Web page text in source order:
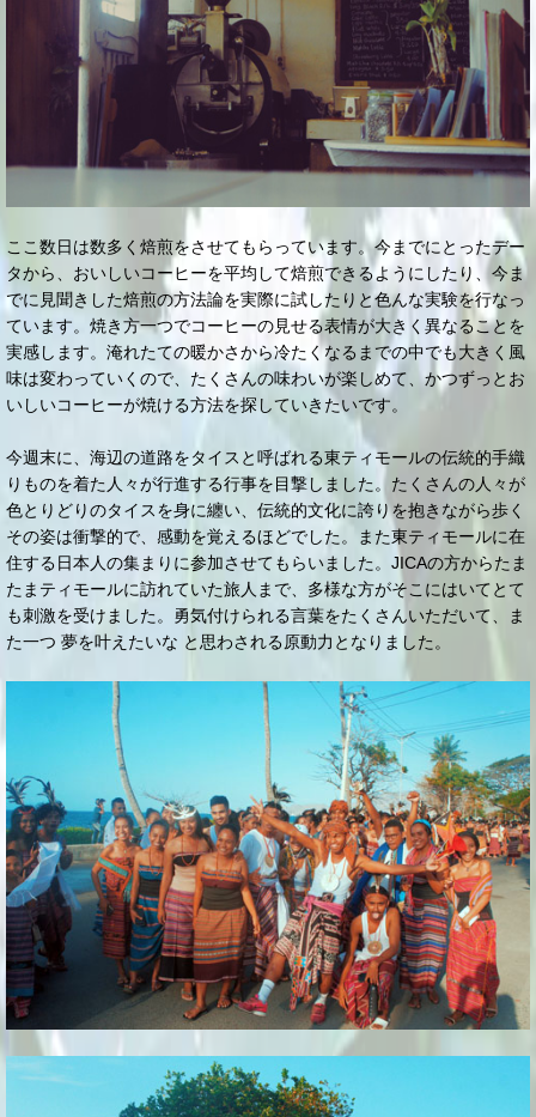
ここ数日は数多く焙煎をさせてもらっています。今までにとったデー
タから、おいしいコーヒーを平均して焙煎できるようにしたり、今ま
でに見聞きした焙煎の方法論を実際に試したりと色んな実験を行なっ
ています。焼き方一つでコーヒーの見せる表情が大きく異なることを
実感します。淹れたての暖かさから冷たくなるまでの中でも大きく風
味は変わっていくので、たくさんの味わいが楽しめて、かつずっとお
いしいコーヒーが焼ける方法を探していきたいです。
今週末に、海辺の道路をタイスと呼ばれる東ティモールの伝統的手織
りものを着た人々が行進する行事を目撃しました。たくさんの人々が
色とりどりのタイスを身に纏い、伝統的文化に誇りを抱きながら歩く
その姿は衝撃的で、感動を覚えるほどでした。また東ティモールに在
住する日本人の集まりに参加させてもらいました。JICAの方からたま
たまティモールに訪れていた旅人まで、多様な方がそこにはいてとて
も刺激を受けました。勇気付けられる言葉をたくさんいただいて、ま
た一つ 夢を叶えたいな と思わされる原動力となりました。